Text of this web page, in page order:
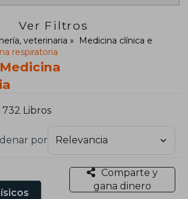
Ver Filtros
veterinaria
Medicina clínica e
respiratoria
Libros
por
Comparte y
gana dinero